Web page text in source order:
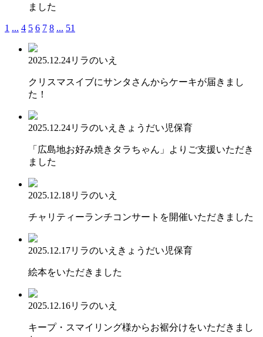
ました
1 ... 4 5 6 7 8 ... 51
2025.12.24リラのいえ
クリスマスイブにサンタさんからケーキが届きまし
た！
2025.12.24リラのいえ きょうだい児保育
「広島地お好み焼きタラちゃん」よりご支援いただき
ました
2025.12.18リラのいえ
チャリティーランチコンサートを開催いただきました
2025.12.17リラのいえ きょうだい児保育
絵本をいただきました
2025.12.16リラのいえ
キープ・スマイリング様からお裾分けをいただきまし